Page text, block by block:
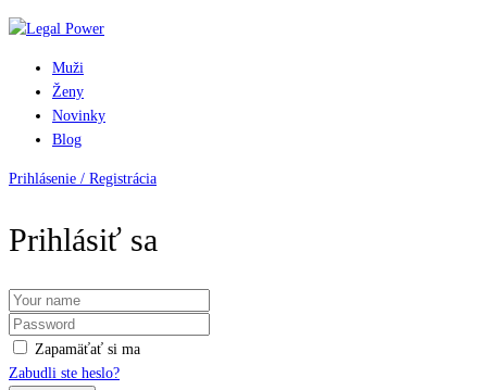
Muži
Ženy
Novinky
Blog
Prihlásenie / Registrácia
Prihlásiť sa
Zapamäťať si ma
Zabudli ste heslo?